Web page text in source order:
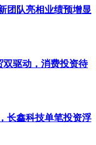
终保持稳定推理能
流程提供了可靠技术
与自动化水平。
团队亮相业绩预增显
双驱动，消费投资待
长鑫科技单笔投资浮